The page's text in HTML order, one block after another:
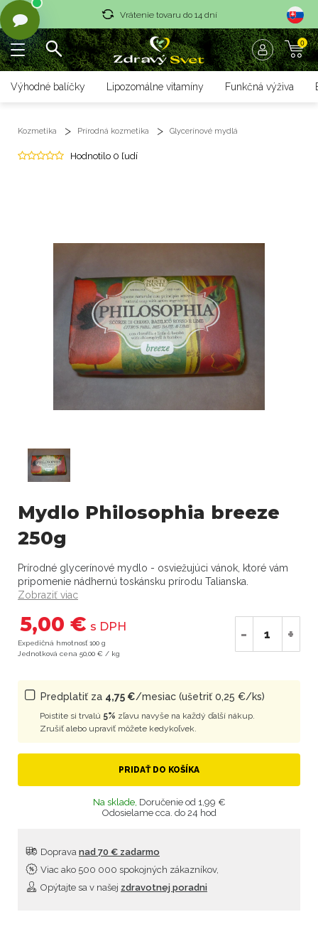
Vrátenie tovaru do 14 dní
Rýchle dodanie <36 hod
Rýchle dodanie <36 hod
0
Výhodné balíčky Lipozomálne vitamíny Funkčná výživa
Kozmetika Prírodná kozmetika Glycerínové mydlá
Hodnotilo 0 ľudí
Mydlo Philosophia breeze
250g
Prírodné glycerínové mydlo - osviežujúci vánok, ktoré vám
pripomenie nádhernú toskánsku prírodu Talianska.
Zobraziť viac
5,00 € s DPH
Expedičná hmotnosť 100 g
Jednotková cena 50,00 € / kg
- +
Predplatiť za 4,75 €/mesiac (ušetriť 0,25 €/ks)
Poistite si trvalú 5% zľavu navyše na každý ďalší nákup.
Zrušiť alebo upraviť môžete kedykoľvek.
PRIDAŤ DO KOŠÍKA
Na sklade, Doručenie od 1,99 €
Odosielame cca. do 24 hod
Doprava nad 70 € zadarmo
Viac ako 500 000 spokojných zákazníkov,
Opýtajte sa v našej zdravotnej poradni